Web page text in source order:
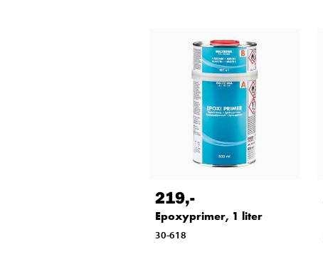
219,-
Epoxyprimer, 1 liter
30-618